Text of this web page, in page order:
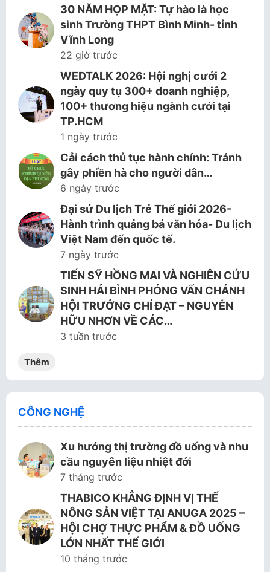
30 NĂM HỌP MẶT: Tự hào là học
sinh Trường THPT Bình Minh- tỉnh
Vĩnh Long
22 giờ trước
WEDTALK 2026: Hội nghị cưới 2
ngày quy tụ 300+ doanh nghiệp,
100+ thương hiệu ngành cưới tại
TP.HCM
1 ngày trước
Cải cách thủ tục hành chính: Tránh
gây phiền hà cho người dân…
6 ngày trước
Đại sứ Du lịch Trẻ Thế giới 2026-
Hành trình quảng bá văn hóa- Du lịch
Việt Nam đến quốc tế.
7 ngày trước
TIẾN SỸ HỒNG MAI VÀ NGHIÊN CỨU
SINH HẢI BÌNH PHỎNG VẤN CHÁNH
HỘI TRƯỞNG CHÍ ĐẠT – NGUYỄN
HỮU NHƠN VỀ CÁC…
3 tuần trước
Thêm
CÔNG NGHỆ
Xu hướng thị trường đồ uống và nhu
cầu nguyên liệu nhiệt đới
7 tháng trước
THABICO KHẲNG ĐỊNH VỊ THẾ
NÔNG SẢN VIỆT TẠI ANUGA 2025 –
HỘI CHỢ THỰC PHẨM & ĐỒ UỐNG
LỚN NHẤT THẾ GIỚI
10 tháng trước